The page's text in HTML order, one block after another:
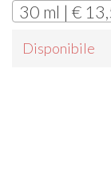
30 ml | €
Disponibile